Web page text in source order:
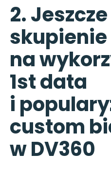
2.
skupienie
na
1st data
i
custom
w DV360